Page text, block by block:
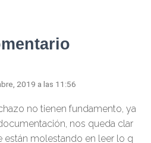
2019 a las 11:56
no tienen fundamento, ya
nos queda clar
están molestando en leer lo q